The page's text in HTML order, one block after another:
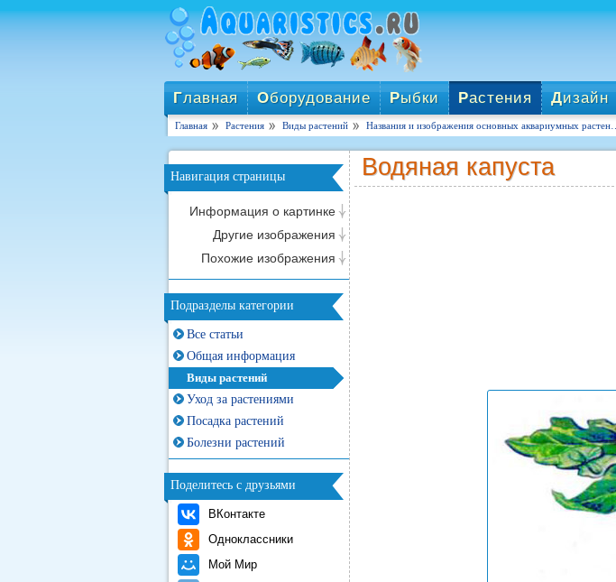
Главная Оборудование Рыбки Растения Дизайн
Главная Растения Виды растений Названия и изображения основных аквариумных растен…
Навигация страницы
Информация о картинке
Другие изображения
Похожие изображения
Подразделы категории
Все статьи
Общая информация
Виды растений
Уход за растениями
Посадка растений
Болезни растений
Поделитесь с друзьями
ВКонтакте
Одноклассники
Мой Мир
Водяная капуста